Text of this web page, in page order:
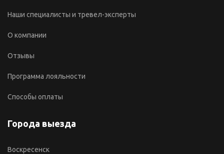
Наши специалисты и тревел-эксперты
О компании
Отзывы
Программа лояльности
Способы оплаты
Города выезда
Воскресенск